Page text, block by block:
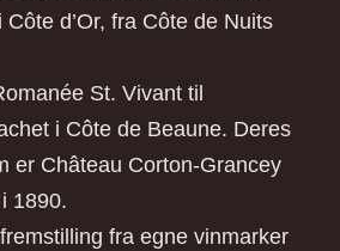
d’Or, fra Côte de Nuits
St. Vivant til
i Côte de Beaune. Deres
er Château Corton-Grancey
1890.
fra egne vinmarker